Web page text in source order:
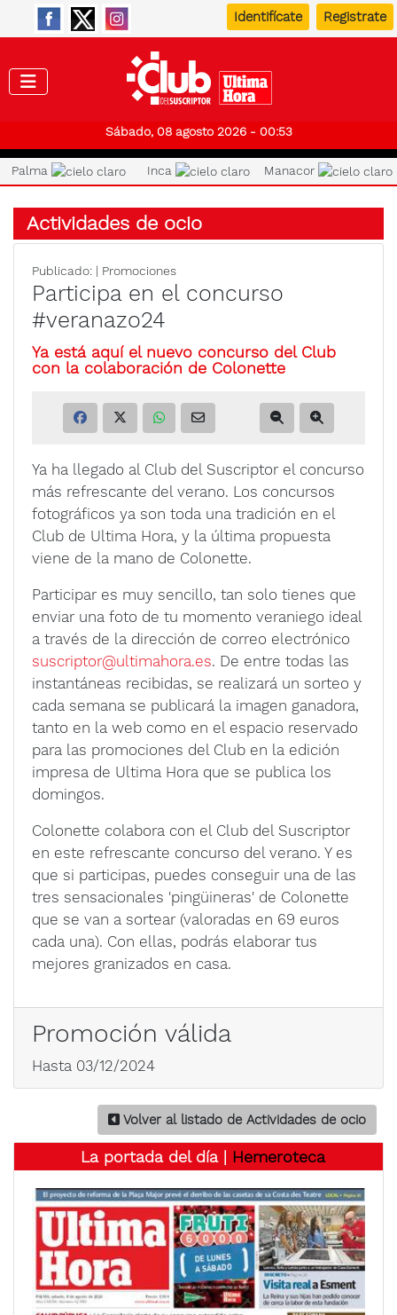
Identifícate Registrate
Sábado, 08 agosto 2026 - 00:53
Palma Inca Manacor
Actividades de ocio
Publicado: | Promociones
Participa en el concurso
#veranazo24
Ya está aquí el nuevo concurso del Club
con la colaboración de Colonette
Ya ha llegado al Club del Suscriptor el concurso
más refrescante del verano. Los concursos
fotográficos ya son toda una tradición en el
Club de Ultima Hora, y la última propuesta
viene de la mano de Colonette.
Participar es muy sencillo, tan solo tienes que
enviar una foto de tu momento veraniego ideal
a través de la dirección de correo electrónico
suscriptor@ultimahora.es. De entre todas las
instantáneas recibidas, se realizará un sorteo y
cada semana se publicará la imagen ganadora,
tanto en la web como en el espacio reservado
para las promociones del Club en la edición
impresa de Ultima Hora que se publica los
domingos.
Colonette colabora con el Club del Suscriptor
en este refrescante concurso del verano. Y es
que si participas, puedes conseguir una de las
tres sensacionales 'pingüineras' de Colonette
que se van a sortear (valoradas en 69 euros
cada una). Con ellas, podrás elaborar tus
mejores granizados en casa.
Promoción válida
Hasta 03/12/2024
Volver al listado de Actividades de ocio
La portada del día | Hemeroteca